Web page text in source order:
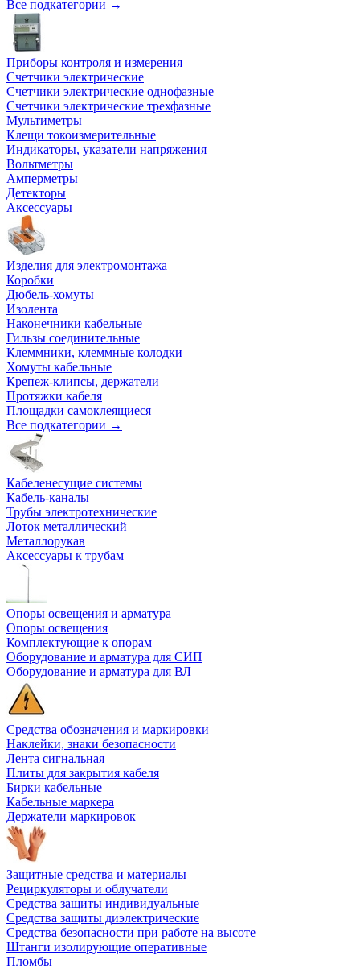
Все подкатегории →
Приборы контроля и измерения
Счетчики электрические
Счетчики электрические однофазные
Счетчики электрические трехфазные
Мультиметры
Клещи токоизмерительные
Индикаторы, указатели напряжения
Вольтметры
Амперметры
Детекторы
Аксессуары
Изделия для электромонтажа
Коробки
Дюбель-хомуты
Изолента
Наконечники кабельные
Гильзы соединительные
Клеммники, клеммные колодки
Хомуты кабельные
Крепеж-клипсы, держатели
Протяжки кабеля
Площадки самоклеящиеся
Все подкатегории →
Кабеленесущие системы
Кабель-каналы
Трубы электротехнические
Лоток металлический
Металлорукав
Аксессуары к трубам
Опоры освещения и арматура
Опоры освещения
Комплектующие к опорам
Оборудование и арматура для СИП
Оборудование и арматура для ВЛ
Средства обозначения и маркировки
Наклейки, знаки безопасности
Лента сигнальная
Плиты для закрытия кабеля
Бирки кабельные
Кабельные маркера
Держатели маркировок
Защитные средства и материалы
Рециркуляторы и облучатели
Средства защиты индивидуальные
Средства защиты диэлектрические
Средства безопасности при работе на высоте
Штанги изолирующие оперативные
Пломбы